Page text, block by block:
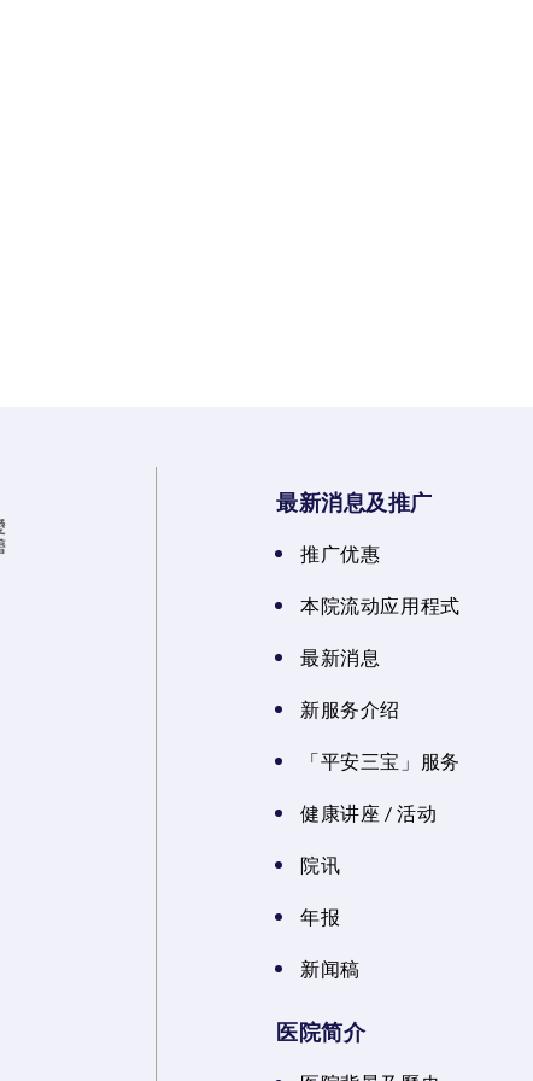
最新消息及推广
推广优惠
本院流动应用程式
最新消息
新服务介绍
「平安三宝」服务
健康讲座 / 活动
院讯
年报
新闻稿
医院简介